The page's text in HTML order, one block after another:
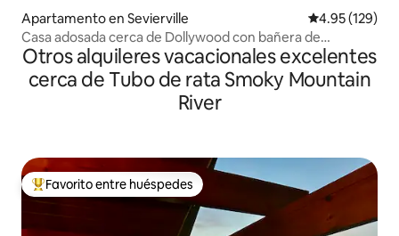
Apartamento en Sevierville Calificación
4.95 (129)
Casa adosada cerca de Dollywood con bañera de
hidromasaje
Otros alquileres vacacionales excelentes
cerca de Tubo de rata Smoky Mountain
River
Favorito entre huéspedes preferido
Favorito entre huéspedes